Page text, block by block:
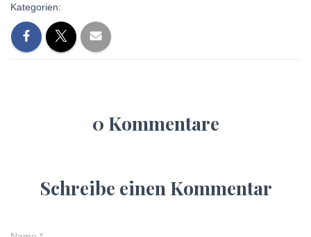
Kategorien:
0 Kommentare
Schreibe einen Kommentar